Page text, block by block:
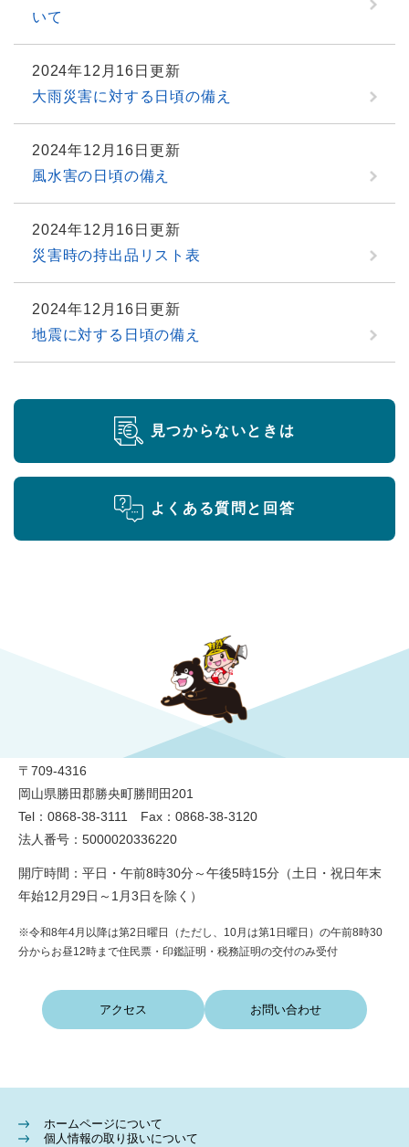
いて
2024年12月16日更新
大雨災害に対する日頃の備え
2024年12月16日更新
風水害の日頃の備え
2024年12月16日更新
災害時の持出品リスト表
2024年12月16日更新
地震に対する日頃の備え
見つからないときは
よくある質問と回答
〒709-4316
岡山県勝田郡勝央町勝間田201
Tel：0868-38-3111 Fax：0868-38-3120
法人番号：5000020336220
開庁時間：平日・午前8時30分～午後5時15分（土日・祝日年末
年始12月29日～1月3日を除く）
※令和8年4月以降は第2日曜日（ただし、10月は第1日曜日）の午前8時30
分からお昼12時まで住民票・印鑑証明・税務証明の交付のみ受付
アクセス お問い合わせ
ホームページについて
個人情報の取り扱いについて